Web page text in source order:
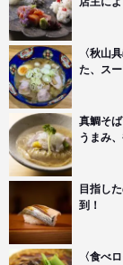
〈秋山
た、ス
真鯛そ
うまみ
目指し
到！
〈食べ